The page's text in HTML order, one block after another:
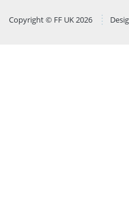
Copyright © FF UK 2026